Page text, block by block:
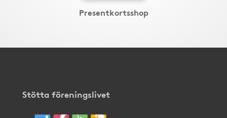
Presentkortsshop
Stötta föreningslivet